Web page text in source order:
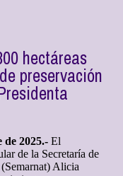
hectáreas
preservación
de 2025.- El
de la Secretaría de
Alicia